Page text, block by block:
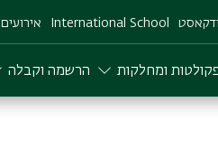
International School אירועים
ומחלקות הרשמה וקבלה